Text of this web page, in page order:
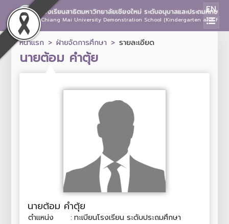
โรงเรียนสาธิตมหาวิทยาลัยเชียงใหม่ ระดับอนุบาลและประถมศึกษา
Chiang Mai University Demonstration School (Kindergarten and
EN
หน้าแรก ฝ่ายจัดการศึกษา รายละเอียด
นายต้อม คำตุ้ย
นายต้อม คำตุ้ย
ตำแหน่ง : ทะเบียนโรงเรียน ระดับประถมศึกษา